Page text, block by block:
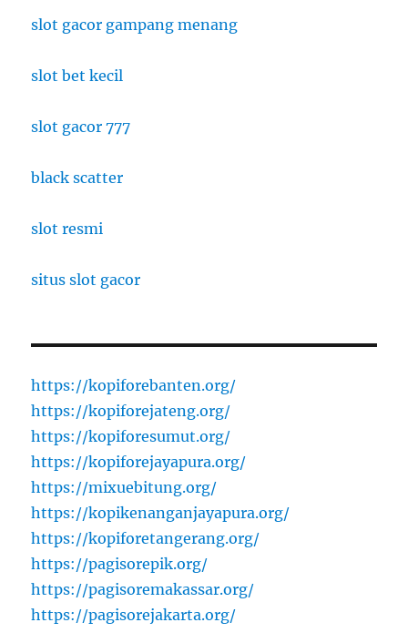
slot gacor gampang menang
slot bet kecil
slot gacor 777
black scatter
slot resmi
situs slot gacor
https://kopiforebanten.org/
https://kopiforejateng.org/
https://kopiforesumut.org/
https://kopiforejayapura.org/
https://mixuebitung.org/
https://kopikenanganjayapura.org/
https://kopiforetangerang.org/
https://pagisorepik.org/
https://pagisoremakassar.org/
https://pagisorejakarta.org/